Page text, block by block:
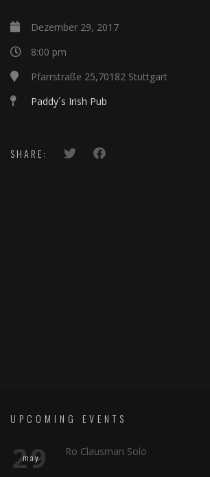
Dezember 29, 2017
8:00 pm
Pfarrstraße 25,70182 Stuttgart
Paddy´s Irish Pub
SHARE:
UPCOMING EVENTS
29
may Ro Clausman Solo